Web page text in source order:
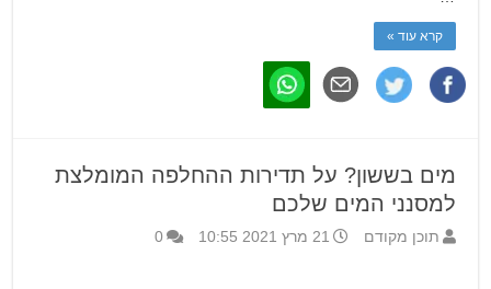
קרא עוד »
מים בששון? על תדירות ההחלפה המומלצת
למסנני המים שלכם
תוכן מקודם 21 מרץ 2021 10:55 0